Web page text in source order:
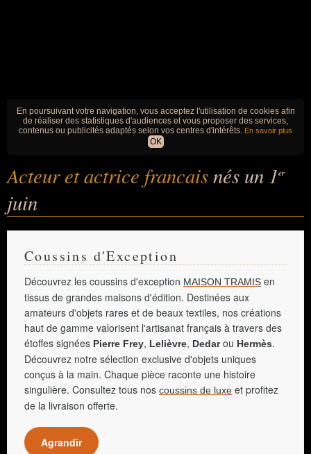
En poursuivant votre navigation, vous acceptez l'utilisation de cookies afin
de réaliser des statistiques d'audiences et vous proposer des services,
contenus ou publicités adaptés selon vos centres d'intérêts. En savoir plus
OK
Acteur et actrice francaisnés un 1er
juin
Coussins d'Exception
Découvrez les coussins d'exception MAISON TRAMIS en
tissus de grandes maisons d'édition. Destinées aux
amateurs d'objets rares et de beaux textiles, nos créations
haut de gamme valorisent l'artisanat français à travers des
étoffes signées Pierre Frey, Lelièvre, Dedarou Hermès.
Découvrez notre sélection exclusive d'objets uniques
conçus à la main. Chaque pièce raconte une histoire
singulière. Consultez tous nos coussins de luxe et profitez
de la livraison offerte.
Agrandir